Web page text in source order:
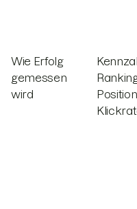
Wie Erfolg
gemessen
wird